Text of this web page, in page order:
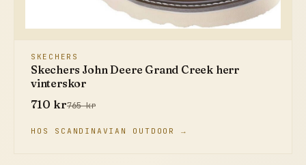
SKECHERS
Skechers John Deere Grand Creek herr
vinterskor
710 kr765 kr
HOS SCANDINAVIAN OUTDOOR →